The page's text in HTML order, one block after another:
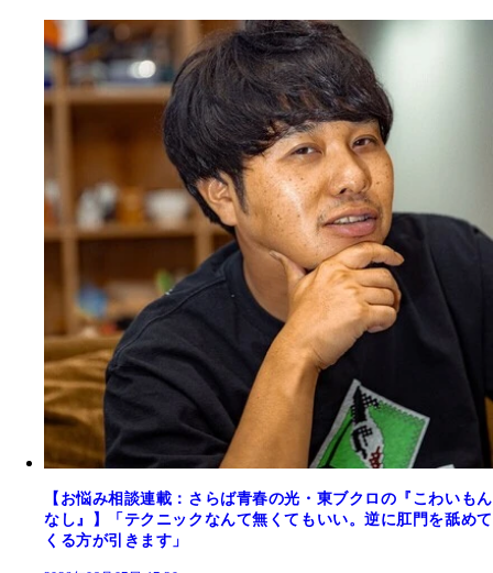
【お悩み相談連載：さらば青春の光・東ブクロの『こわいもん
なし』】「テクニックなんて無くてもいい。逆に肛門を舐めて
くる方が引きます」